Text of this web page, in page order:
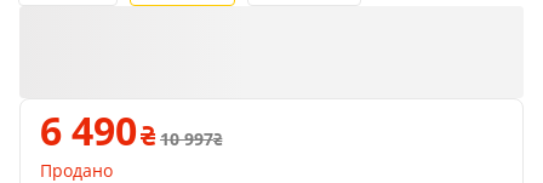
6 490
10 997
Продано